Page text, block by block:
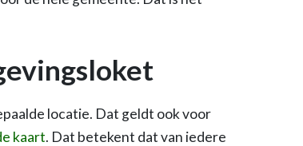
locatie. Dat geldt ook voor
kaart. Dat betekent dat van iedere